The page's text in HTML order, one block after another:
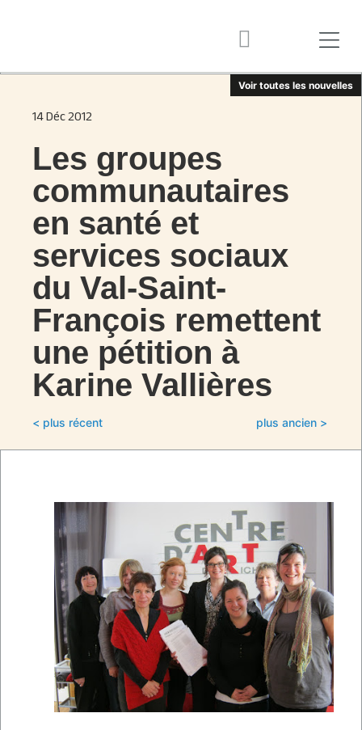
Voir toutes les nouvelles
14 Déc 2012
Les groupes
communautaires
en santé et
services sociaux
du Val-Saint-
François remettent
une pétition à
Karine Vallières
< plus récent plus ancien >